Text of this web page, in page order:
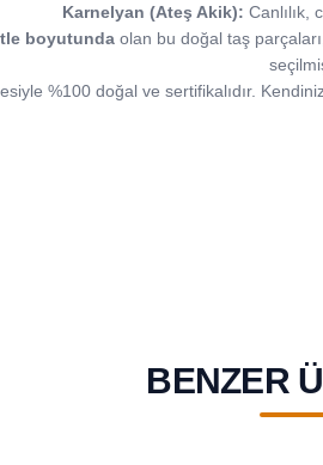
Karnelyan (Ateş Akik): Canlılık,
boyutunda olan bu doğal taş
%100 doğal ve sertifikalıdır.
BENZER